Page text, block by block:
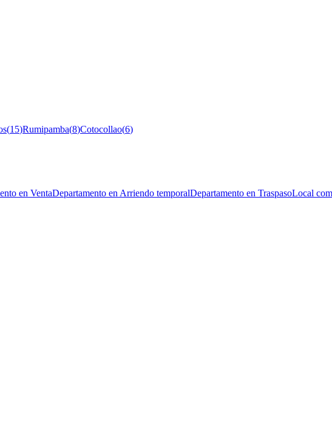
(15)Rumipamba(8)Cotocollao(6)
en VentaDepartamento en Arriendo temporalDepartamento en TraspasoLocal